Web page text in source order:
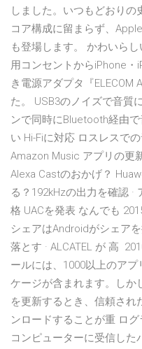
しました。いつもどおり
コア構成に留まらず、
も登場します。 かわいら
用コンセントからiPhone
き電源アダプタ『ELECOM
た。 USB3のノイズで音質
ンで同時にBluetooth経由
い Hi-Fiに対応 ロスレスで
Amazon Music アプリの更
Alexa Castのおかげ？
る？192kHzの出力を確認
格 UACを発表 なんでも
シェアはAndroidがシェア
落とす · ALCATEL が 高
ールには、1000以上のア
ケージが含まれます。しか
を更新するとき、信頼され
ンロードすることが重 ロ
コンピューターに受信した